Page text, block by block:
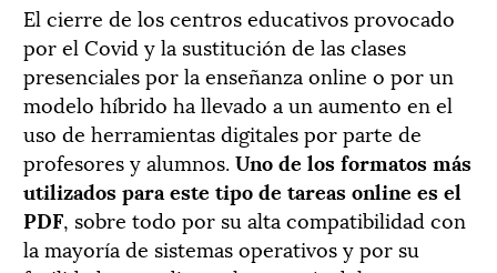
El cierre de los centros educativos provocado
por el Covid y la sustitución de las clases
presenciales por la enseñanza online o por un
modelo híbrido ha llevado a un aumento en el
uso de herramientas digitales por parte de
profesores y alumnos.Uno de los formatos más
utilizados para este tipo de tareas online es el
PDF, sobre todo por su alta compatibilidad con
la mayoría de sistemas operativos y por su